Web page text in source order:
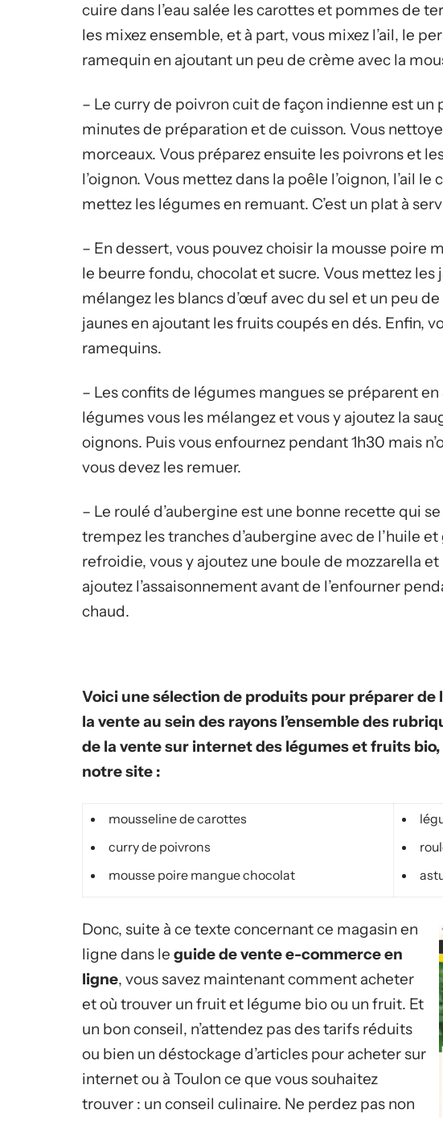
cuire dans l’eau salée les carottes et pommes de
les mixez ensemble, et à part, vous mixez l’ail, le
ramequin en ajoutant un peu de crème avec la
– Le curry de poivron cuit de façon indienne est un
minutes de préparation et de cuisson. Vous
morceaux. Vous préparez ensuite les poivrons et
l’oignon. Vous mettez dans la poêle l’oignon, l’ail le
mettez les légumes en remuant. C’est un plat à
– En dessert, vous pouvez choisir la mousse poire
le beurre fondu, chocolat et sucre. Vous mettez les
mélangez les blancs d’œuf avec du sel et un peu
jaunes en ajoutant les fruits coupés en dés. Enfin,
ramequins.
– Les confits de légumes mangues se préparent
légumes vous les mélangez et vous y ajoutez la
oignons. Puis vous enfournez pendant 1h30 mais
vous devez les remuer.
– Le roulé d’aubergine est une bonne recette qui
trempez les tranches d’aubergine avec de l’huile
refroidie, vous y ajoutez une boule de mozzarella
ajoutez l’assaisonnement avant de l’enfourner
chaud.
Voici une sélection de produits pour préparer de
la vente au sein des rayons l’ensemble des
de la vente sur internet des légumes et fruits
notre site :
mousseline de carottes
curry de poivrons
mousse poire mangue chocolat
Donc, suite à ce texte concernant ce magasin en
ligne dans le guide de vente e-commerce en
ligne, vous savez maintenant comment acheter
et où trouver un fruit et légume bio ou un fruit. Et
un bon conseil, n’attendez pas des tarifs réduits
ou bien un déstockage d’articles pour acheter sur
internet ou à Toulon ce que vous souhaitez
trouver : un conseil culinaire. Ne perdez pas non